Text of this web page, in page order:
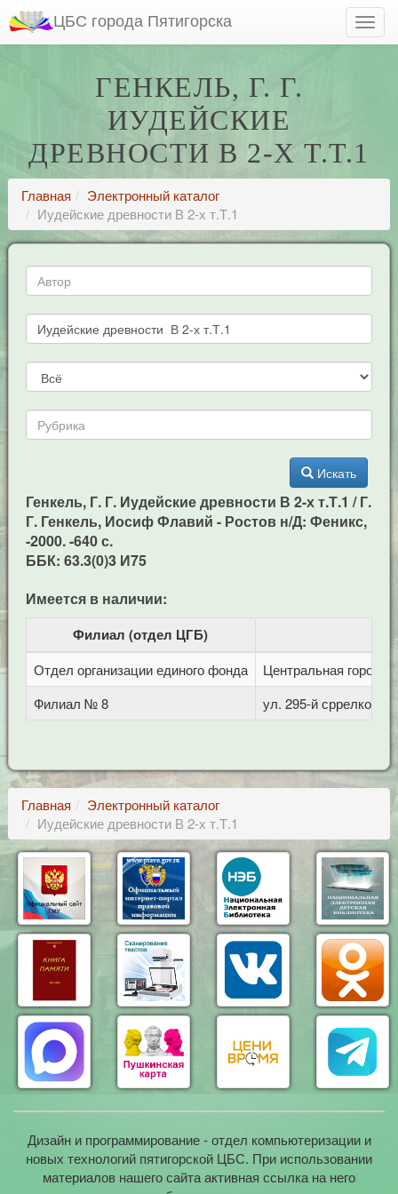
ЦБС города Пятигорска
ГЕНКЕЛЬ, Г. Г.
ИУДЕЙСКИЕ
ДРЕВНОСТИ В 2-Х Т.Т.1
Главная
Электронный каталог
Иудейские древности В 2-х т.Т.1
Искать
Генкель, Г. Г. Иудейские древности В 2-х т.Т.1 / Г.
Г. Генкель, Иосиф Флавий - Ростов н/Д: Феникс,
-2000. -640 с.
ББК: 63.3(0)3 И75
Имеется в наличии:
Филиал (отдел ЦГБ)
Отдел организации единого фонда
Центральная
Филиал № 8
ул. 295-й сррелковой
Главная
Электронный каталог
Иудейские древности В 2-х т.Т.1
Дизайн и программирование - отдел компьютеризации и
новых технологий пятигорской ЦБС. При использовании
материалов нашего сайта активная ссылка на него